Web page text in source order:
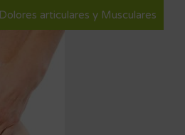
Dolores articulares y Musculares